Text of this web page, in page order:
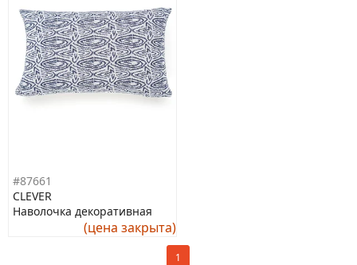
#87661
CLEVER
Наволочка декоративная
(цена закрыта)
1